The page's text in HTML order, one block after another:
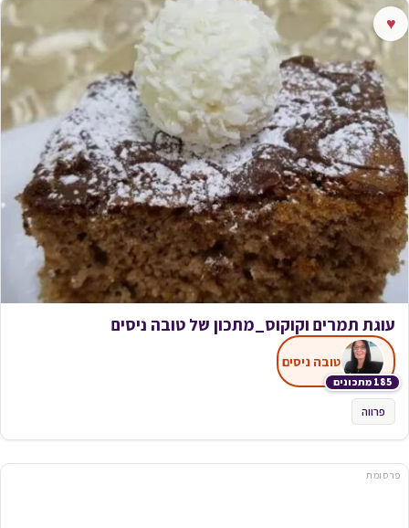
♥
עוגת תמרים וקוקוס_מתכון של טובה ניסים
185 מתכונים
טובה ניסים
פרווה
פרסומת